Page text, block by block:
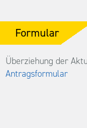
Formular
Überziehung der
Antragsformular